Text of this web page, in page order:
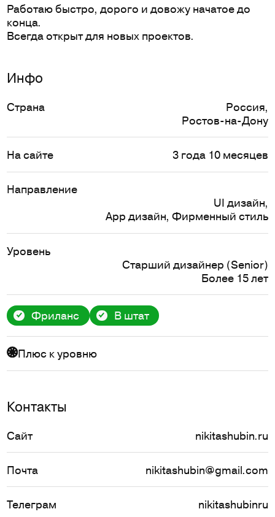
Инфо
Страна Россия,
Ростов-на-Дону
На сайте 3 года 10 месяцев
Направление
UI дизайн,
App дизайн, Фирменный стиль
Уровень
Старший дизайнер (Senior)
Более 15 лет
Фриланс В штат
Плюс к уровню
Контакты
Сайт nikitashubin.ru
Почта nikitashubin@gmail.com
Телеграм nikitashubinru
Работаю быстро, дорого и довожу начатое до
конца.
Всегда открыт для новых проектов.